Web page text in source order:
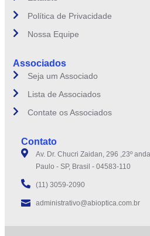
Política de Privacidade
Nossa Equipe
Associados
Seja um Associado
Lista de Associados
Contate os Associados
Contato
Av. Dr. Chucri Zaidan, 296 ,23º
Paulo - SP, Brasil - 04583-110
(11) 3059-2090
administrativo@abioptica.com.br